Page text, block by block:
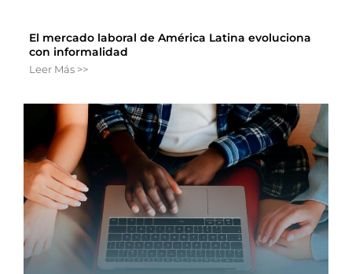
El mercado laboral de América Latina evoluciona
con informalidad
Leer Más >>